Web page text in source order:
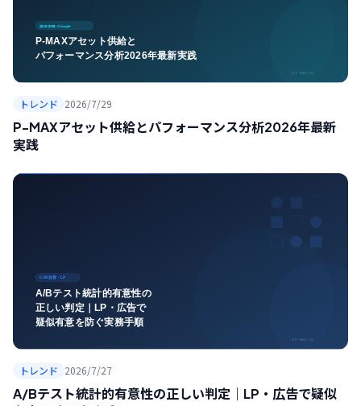
トレンド 2026/7/29
P-MAXアセット供給とパフォーマンス分析2026年最新
実践
トレンド 2026/7/27
A/Bテスト統計的有意性の正しい判定｜LP・広告で疑似